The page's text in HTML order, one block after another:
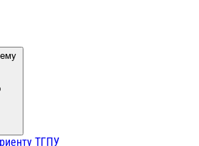
ТГПУ